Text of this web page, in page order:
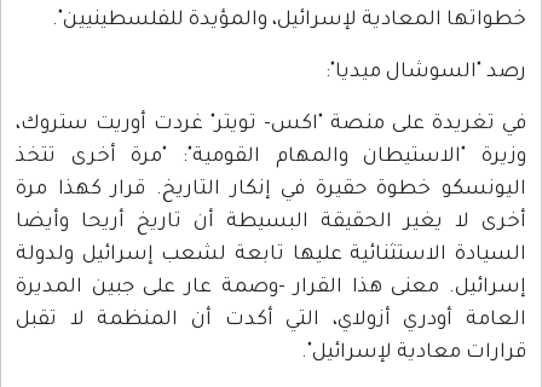
خطواتها المعادية لإسرائيل، والمؤيدة للفلسطينيين".
رصد "السوشال ميديا":
في تغريدة على منصة "اكس- تويتر" غردت أوريت ستروك،
وزيرة "الاستيطان والمهام القومية": "مرة أخرى تتخذ
اليونسكو خطوة حقيرة في إنكار التاريخ. قرار كهذا مرة
أخرى لا يغير الحقيقة البسيطة أن تاريخ أريحا وأيضا
السيادة الاستثنائية عليها تابعة لشعب إسرائيل ولدولة
إسرائيل. معنى هذا القرار -وصمة عار على جبين المديرة
العامة أودري أزولاي، التي أكدت أن المنظمة لا تقبل
قرارات معادية لإسرائيل".